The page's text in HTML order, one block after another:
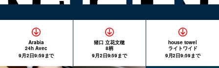
Arabia
24h Avec
9月2日9:59まで
猪口 立花文穂
8柄
9月2日9:59まで
house towel
ライトワイド
9月2日9:59まで